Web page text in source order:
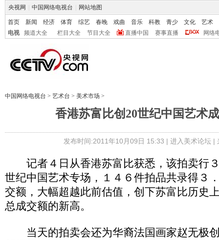
央视网 中国网络电视台 网站地图
首页 新闻 经济 体育 综艺 春晚 戏曲 音乐 科教 青少 文化
艺术
电视
频道大全 栏目大全 节目大全 直播中国 赛事直播 网络
中国网络电视台 > 艺术台 > 美术市场 >
香港苏富比创20世纪中国艺术
发布时间:2011年10月09日 15:33 | 进入美术论坛|
记者４日从香港苏富比获悉，该拍卖行
世纪中国艺术专场，１４６件拍品共录得３
交额，大幅超越此前估值，创下苏富比历史
总成交额的新高。
当天的拍卖会还为华裔法国画家赵无极